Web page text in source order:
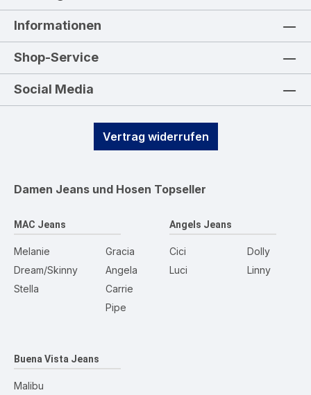
Informationen
Shop-Service
Social Media
Vertrag widerrufen
Damen Jeans und Hosen Topseller
MAC Jeans
Melanie
Dream/Skinny
Stella
Gracia
Angela
Carrie
Pipe
Angels Jeans
Cici
Luci
Dolly
Linny
Buena Vista Jeans
Malibu